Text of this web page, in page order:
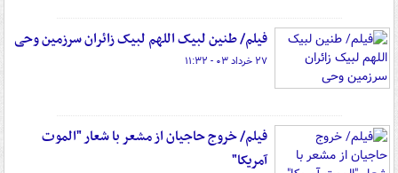
فیلم/ طنین لبیک اللهم لبیک زائران سرزمین وحی
۲۷ خرداد ۰۳ - ۱۱:۳۲
فیلم/ خروج حاجیان از مشعر با شعار "الموت
آمریکا"